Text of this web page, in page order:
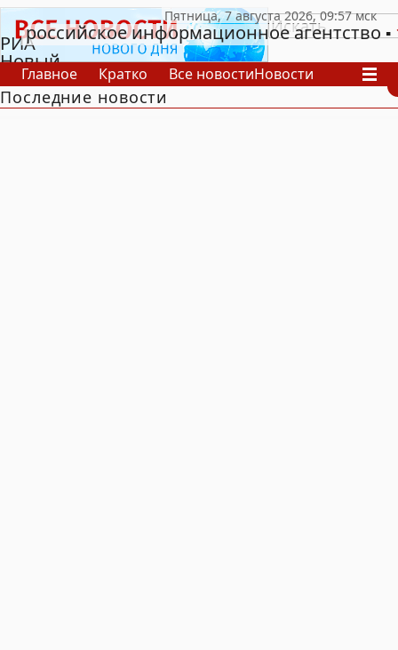
РИА
Новый
День
российское информационное агентство
Главное Кратко Все новостиНовости
В России
В мире
Последние новости